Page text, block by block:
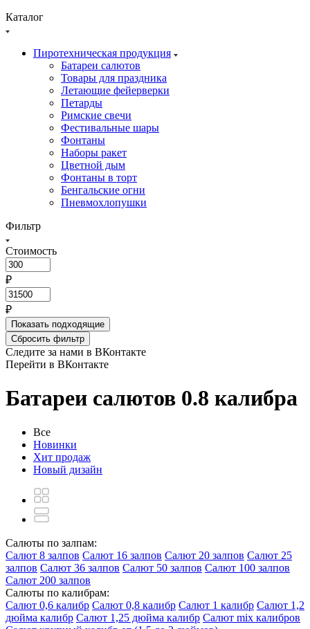
Каталог
Пиротехническая продукция
Батареи салютов
Товары для праздника
Летающие фейерверки
Петарды
Римские свечи
Фестивальные шары
Фонтаны
Наборы ракет
Цветной дым
Фонтаны в торт
Бенгальские огни
Пневмохлопушки
Фильтр
Стоимость
₽
₽
Показать подходящие
Сбросить фильтр
Следите за нами в ВКонтакте
Перейти в ВКонтакте
Батареи салютов 0.8 калибра
Все
Новинки
Хит продаж
Новый дизайн
Салюты по залпам:
Салют 8 залпов Салют 16 залпов Салют 20 залпов Салют 25
залпов Салют 36 залпов Салют 50 залпов Салют 100 залпов
Салют 200 залпов
Салюты по калибрам:
Салют 0,6 калибр Салют 0,8 калибр Салют 1 калибр Салют 1,2
дюйма калибр Салют 1,25 дюйма калибр Салют mix калибров